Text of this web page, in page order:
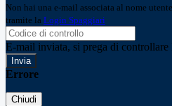
Non hai una e-mail associata al nome
tramite la Login Spaggiari
E-mail inviata, si prega di controllare
Errore
Chiudi